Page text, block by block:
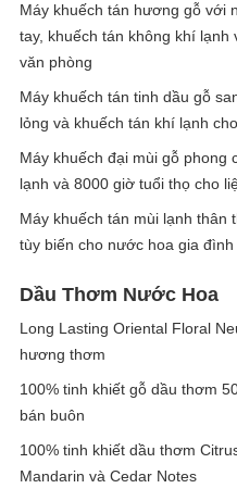
Máy khuếch tán hương gỗ với
tay, khuếch tán không khí lạnh
văn phòng
Máy khuếch tán tinh dầu gỗ
lỏng và khuếch tán khí lạnh
Máy khuếch đại mùi gỗ phong
lạnh và 8000 giờ tuổi thọ cho
Máy khuếch tán mùi lạnh
tùy biến cho nước hoa gia đình
Dầu Thơm Nước Hoa
Long Lasting Oriental Floral
hương thơm
100% tinh khiết gỗ dầu thơm
bán buôn
100% tinh khiết dầu thơm
Mandarin và Cedar Notes